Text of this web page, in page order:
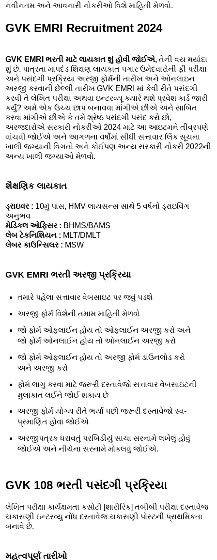
નવીનતમ અને આવનારી નોકરીઓ વિશે માહિતી મેળવો.
GVK EMRI Recruitment 2024
GVK EMRI ભરતી માટે લાયકાત શું હોવી જોઈએ, તેની વય મર્યાદા
શું છે. પાત્રતા માપદંડ શિક્ષણ લાયકાત પગાર ઉમેદવારોની ફી પરીક્ષા
અને પસંદગી પ્રક્રિયા અરજી ફોર્મની તારીખ અને ઓનલાઇન
અરજી કરવાની છેલ્લી તારીખ GVK EMRI માં કેવી રીતે પસંદગી
કરવી તે લેખિત પરીક્ષા અથવા ઇન્ટરવ્યૂ ક્યારે થશે પ્રવેશ કાર્ડ જારી
કર્યું? અમે એક ઉચ્ચ છાપ બનાવવા માંગીએ છીએ અને સાબિત
કરવા માંગીએ છીએ કે તમે શ્રેષ્ઠ પસંદગી પસંદ કરો છો,
અરજદારોએ સરકારી નોકરીઓ 2024 માટે આ આઇટમને તીવ્રપણે
વાંચવી જોઈએ અને આગળના વર્ષોમાં સીધી સત્તાવાર લિંક સૂચના
ખાલી જગ્યાની વિગતો અને કોઈપણ અન્ય સરકારી નોકરી 2022ની
અન્ય ખાલી જગ્યાઓ મેળવો.
શૈક્ષણિક લાયકાત
ડ્રાઇવર : 10મું પાસ, HMV લાયસન્સ સાથે 5 વર્ષનો ડ્રાઇવિંગ
અનુભવ
મેડિકલ ઓફિસર : BHMS/BAMS
લેબ ટેકનિશિયન : MLT/DMLT
લેબર કાઉન્સિલર : MSW
GVK EMRI ભરતી અરજી પ્રક્રિયા
તમારે પહેલા સત્તાવાર વેબસાઇટ પર જવું પડશે
અરજી ફોર્મ વિશેની તમામ માહિતી મેળવો
જો ફોર્મ ઓફલાઈન હોય તો ઓફલાઈન અરજી કરો અને
જો ફોર્મ ઓનલાઈન હોય તો ઓનલાઈન અરજી કરો
જો ફોર્મ ઓફલાઈન હોય તો અરજી ફોર્મ ડાઉનલોડ કરો
અને અરજી કરો
ફોર્મ લાગુ કરવા માટે જરૂરી દસ્તાવેજો સત્તાવાર વેબસાઇટની
મુલાકાત લઈને જોઈ શકાય છે
અરજી ફોર્મ યોગ્ય રીતે ભર્યા પછી જરૂરી દસ્તાવેજો સ્વ-
પ્રમાણિત હોવા જોઈએ
અરજીપત્રક ધરાવતું પરબિડીયું સાચા સરનામે લખેલું હોવું
જોઈએ અને નીચેના સરનામે મોકલવું જોઈએ.
GVK 108 ભરતી પસંદગી પ્રક્રિયા
લેખિત પરીક્ષા કાર્યક્ષમતા કસોટી [શારીરિક] તબીબી પરીક્ષા દસ્તાવેજ
ચકાસણી ઇન્ટરવ્યુ નોંધ દસ્તાવેજ ચકાસણી પોસ્ટની પ્રાથમિકતા
બનાવે છે.
મહત્વપૂર્ણ તારીખો